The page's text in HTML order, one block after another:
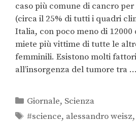
caso più comune di cancro
(circa il 25% di tutti i quadri
Italia, con poco meno di 12000
miete più vittime di tutte le
femminili. Esistono molti
all’insorgenza del tumore tra …
Giornale, Scienza
#science, alessandro weisz,